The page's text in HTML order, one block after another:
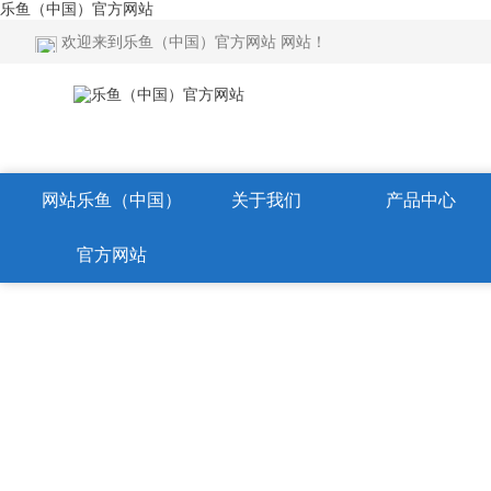
乐鱼（中国）官方网站
欢迎来到乐鱼（中国）官方网站 网站！
网站乐鱼（中国）
官方网站
关于我们 产品中心